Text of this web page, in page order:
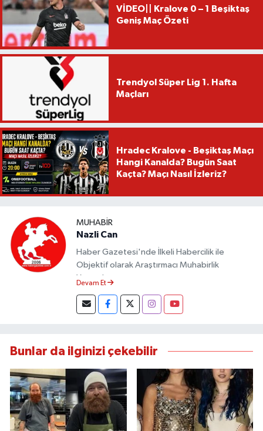
VİDEO|| Kralove 0 – 1 Beşiktaş
Geniş Maç Özeti
Trendyol Süper Lig 1. Hafta
Maçları
Hradec Kralove - Beşiktaş Maçı
Hangi Kanalda? Bugün Saat
Kaçta? Maçı Nasıl İzleriz?
MUHABIR
Nazli Can
Haber Gazetesi'nde İlkeli Habercilik ile
Objektif olarak Araştırmacı Muhabirlik
Yapmaktayım.
Devam Et
Bunlar da ilginizi çekebilir